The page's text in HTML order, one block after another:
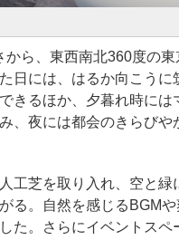
ら、東西南北360度の東
日には、はるか向こうに
きるほか、夕暮れ時には
、夜には都会のきらびや
工芝を取り入れ、空と緑
る。自然を感じるBGM
た。さらにイベントスペ